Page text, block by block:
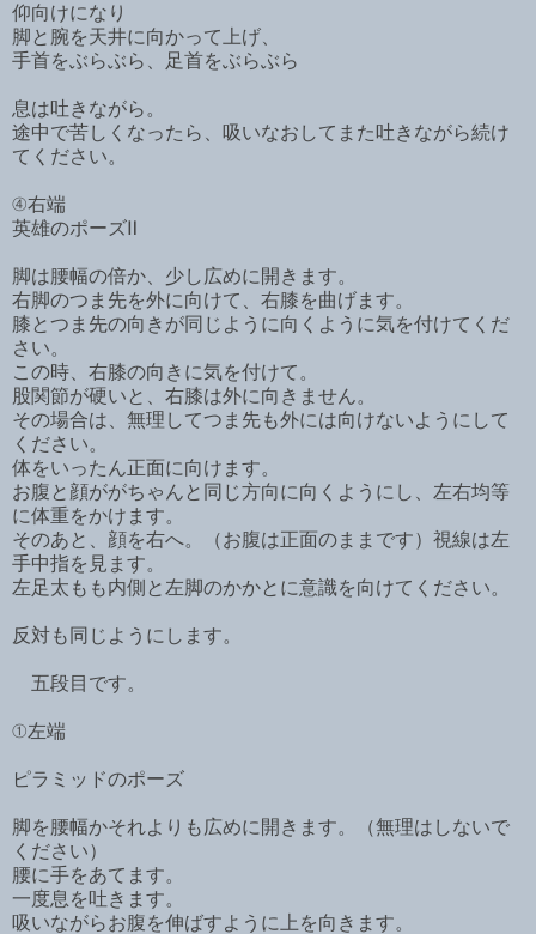
仰向けになり
脚と腕を天井に向かって上げ、
手首をぶらぶら、足首をぶらぶら
息は吐きながら。
途中で苦しくなったら、吸いなおしてまた吐きながら続け
てください。
④右端
英雄のポーズⅡ
脚は腰幅の倍か、少し広めに開きます。
右脚のつま先を外に向けて、右膝を曲げます。
膝とつま先の向きが同じように向くように気を付けてくだ
さい。
この時、右膝の向きに気を付けて。
股関節が硬いと、右膝は外に向きません。
その場合は、無理してつま先も外には向けないようにして
ください。
体をいったん正面に向けます。
お腹と顔ががちゃんと同じ方向に向くようにし、左右均等
に体重をかけます。
そのあと、顔を右へ。（お腹は正面のままです）視線は左
手中指を見ます。
左足太もも内側と左脚のかかとに意識を向けてください。
反対も同じようにします。
五段目です。
①左端
ピラミッドのポーズ
脚を腰幅かそれよりも広めに開きます。（無理はしないで
ください）
腰に手をあてます。
一度息を吐きます。
吸いながらお腹を伸ばすように上を向きます。